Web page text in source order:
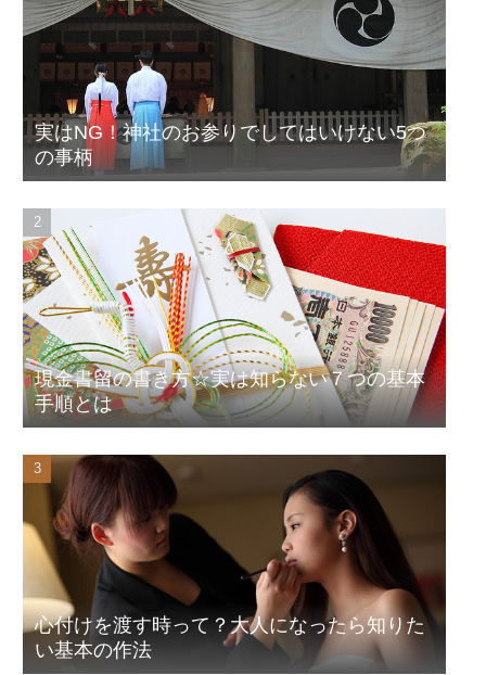
実はNG！神社のお参りでしてはいけない5つ
の事柄
現金書留の書き方☆実は知らない７つの基本
手順とは
心付けを渡す時って？大人になったら知りた
い基本の作法